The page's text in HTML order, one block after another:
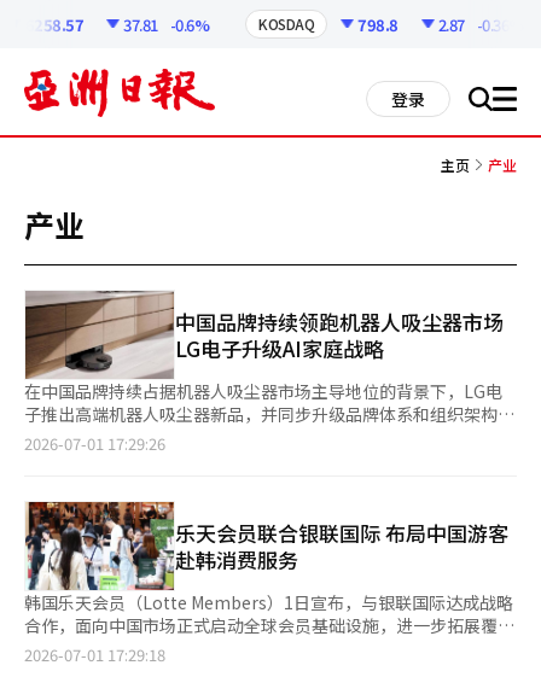
6258.57 37.81 -0.6% KOSDAQ 798.8 2.87 -0.36%
登录 搜 all
主页 产业
产业
中国品牌持续领跑机器人吸尘器市场
LG电子升级AI家庭战略
在中国品牌持续占据机器人吸尘器市场主导地位的背景下，LG电
子推出高端机器人吸尘器新品，并同步升级品牌体系和组织架构，
加快AI家庭战略布局。 LG电子于6月底发布高端机器人吸尘器新品
推出机器人吸尘器新品。在三星电子以及石头科技、科沃斯、追
觅、戴森等国内外厂商已完成上半年新品布局的情况下，LG电子
希望借助此次新品进一步拓展家庭机器人业务，打造新的增长点。
不过，在机器人吸尘器市场，LG
2026-07-01 17:29:26
乐天会员联合银联国际 布局中国游客
赴韩消费服务
韩国乐天会员（Lotte Members）1日宣布，与银联国际达成战略
合作，面向中国市场正式启动全球会员基础设施，进一步拓展覆盖
中国消费者的会员服务网络。 当天，乐天会员同步上线面向中国
2026-07-01 17:29:18